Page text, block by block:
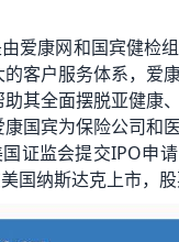
爱康网和国宾健检
客户服务体系，爱
其全面摆脱亚健康
国宾为保险公司和
证监会提交IPO申
纳斯达克上市，股